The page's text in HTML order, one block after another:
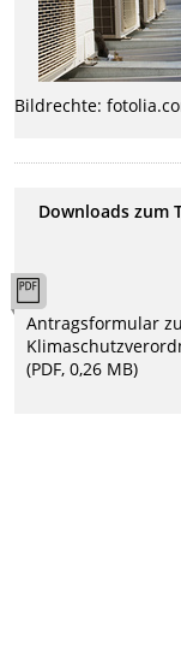
Bildrechte:
Downloads zum
Antragsformular
(PDF, 0,26 MB)